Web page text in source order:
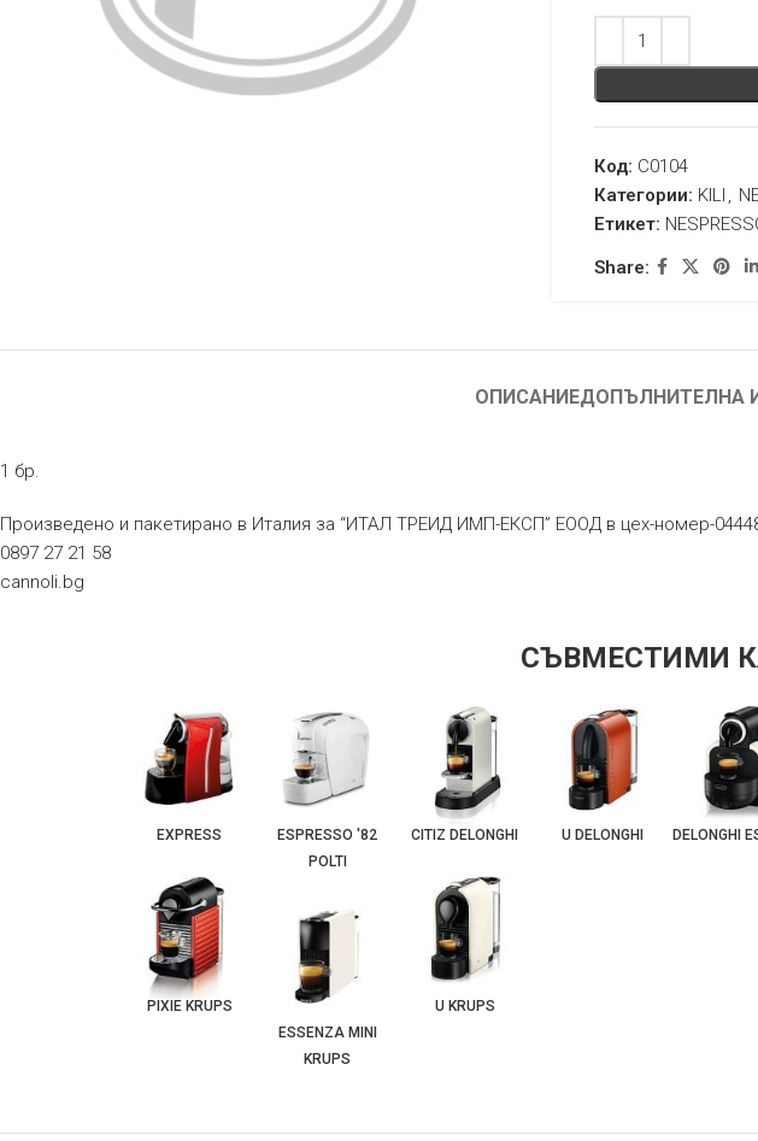
Код: C0104
Категории: KILI ,
Етикет:
Share:
ОПИСАНИЕДОПЪЛНИТЕЛНА
1 бр.
Произведено и пакетирано в Италия за “ИТАЛ ТРЕИД ИМП-ЕКСП” ЕООД в цех-номер-
0897 27 21 58
cannoli.bg
СЪВМЕСТИМИ
EXPRESS
PIXIE KRUPS
ESPRESSO '82
POLTI
ESSENZA MINI
KRUPS
CITIZ DELONGHI
U KRUPS
U DELONGHI
DELONGHI